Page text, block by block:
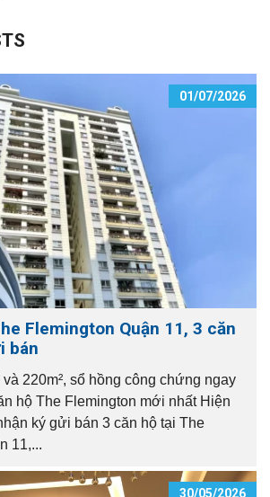
01/07/2026
Flemington Quận 11, 3 căn
bán
và 220m², sổ hồng công chứng ngay
hộ The Flemington mới nhất Hiện
ký gửi bán 3 căn hộ tại The
11,...
30/05/2026